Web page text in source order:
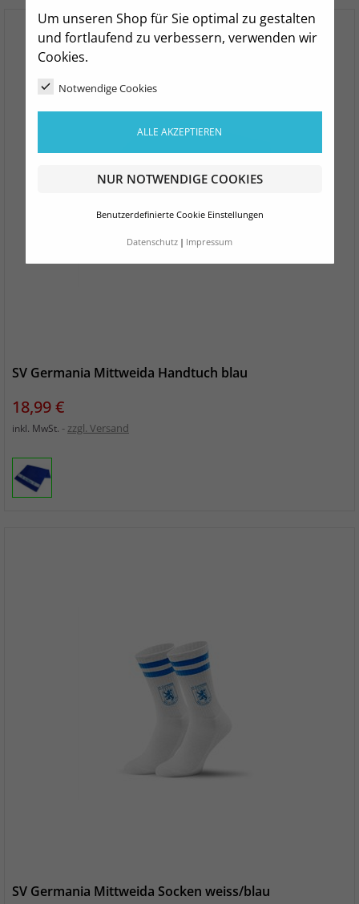
Um unseren Shop für Sie optimal zu gestalten
und fortlaufend zu verbessern, verwenden wir
Cookies.
Notwendige Cookies
ALLE AKZEPTIEREN
NUR NOTWENDIGE COOKIES
Benutzerdefinierte Cookie Einstellungen
Datenschutz Impressum
SV Germania Mittweida Handtuch blau
Preis
18,99 €
inkl. MwSt. zzgl. Versand
SV Germania Mittweida Socken weiss/blau